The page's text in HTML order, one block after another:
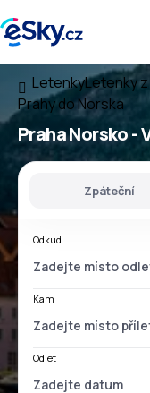
LetenkyLetenky
Prahy do Norska
Praha Norsko-
Zpáteční
Odkud
Kam
Odlet